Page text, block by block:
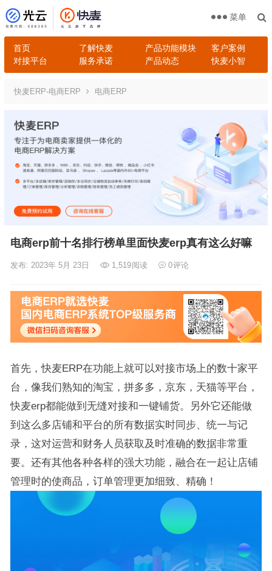
首页 了解快麦 产品功能模块
客户案例
对接平台
服务承诺 产品动态 快麦小智
菜单
快麦ERP-电商ERP 电商ERP
电商erp前十名排行榜单里面快麦erp真有这么好嘛
发布: 2023年 5月 23日 1,519阅读 0评论
首先，快麦ERP在功能上就可以对接市场上的数十家平
台，像我们熟知的淘宝，拼多多，京东，天猫等平台，
快麦erp都能做到无缝对接和一键铺货。另外它还能做
到这么多店铺和平台的所有数据实时同步、统一与记
录，这对运营和财务人员获取及时准确的数据非常重
要。还有其他各种各样的强大功能，融合在一起让店铺
管理时的使商品，订单管理更加细致、精确！